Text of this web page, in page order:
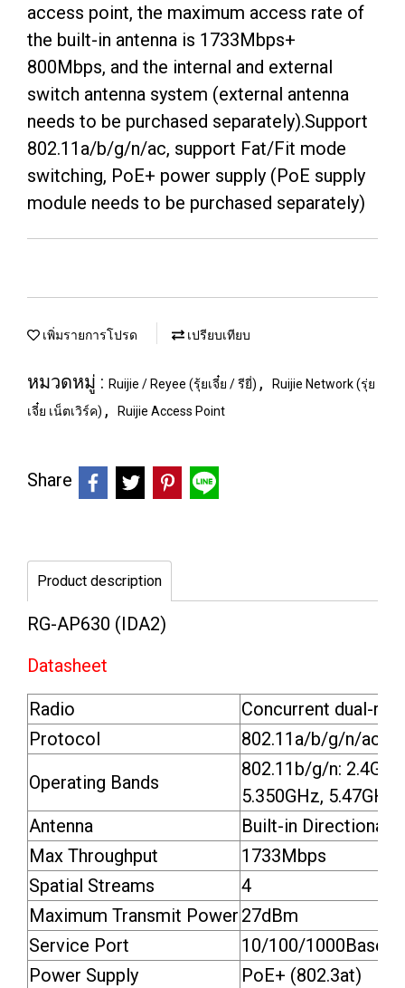
access point, the maximum access rate of
the built-in antenna is 1733Mbps+
800Mbps, and the internal and external
switch antenna system (external antenna
needs to be purchased separately).Support
802.11a/b/g/n/ac, support Fat/Fit mode
switching, PoE+ power supply (PoE supply
module needs to be purchased separately)
เพิ่มรายการโปรด เปรียบเทียบ
หมวดหมู่ : Ruijie / Reyee (รุ้ยเจี๋ย / รียี่) ,
Ruijie Network (รุ่ย
เจี๋ย เน็ตเวิร์ค) , Ruijie Access Point
Share
Product description
RG-AP630 (IDA2)
Datasheet
Radio
Concurrent dual-
Protocol
802.11a/b/g/n/ac
Operating Bands
802.11b/g/n:
5.350GHz,
Antenna
Built-in Directional
Max Throughput
1733Mbps
Spatial Streams
4
Maximum Transmit Power 27dBm
Service Port
10/100/1000Base-
Power Supply
PoE+ (802.3at)